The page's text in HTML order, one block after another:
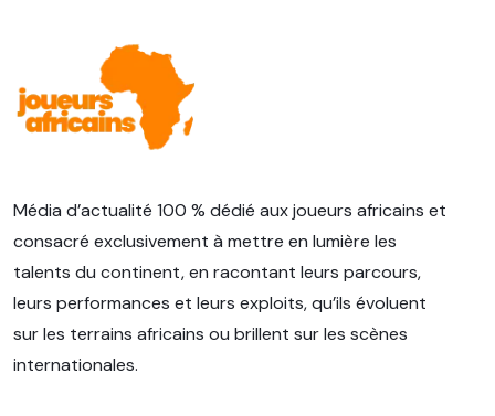
Média d’actualité 100 % dédié aux joueurs africains et
consacré exclusivement à mettre en lumière les
talents du continent, en racontant leurs parcours,
leurs performances et leurs exploits, qu’ils évoluent
sur les terrains africains ou brillent sur les scènes
internationales.